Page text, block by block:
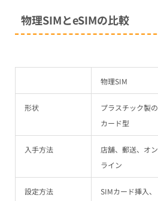
物理SIMとeSIMの比較
物理SIM
形状
プラスチック製の
カード型
入手方法
店舗、郵送、オン
ライン
設定方法
SIMカード挿入、